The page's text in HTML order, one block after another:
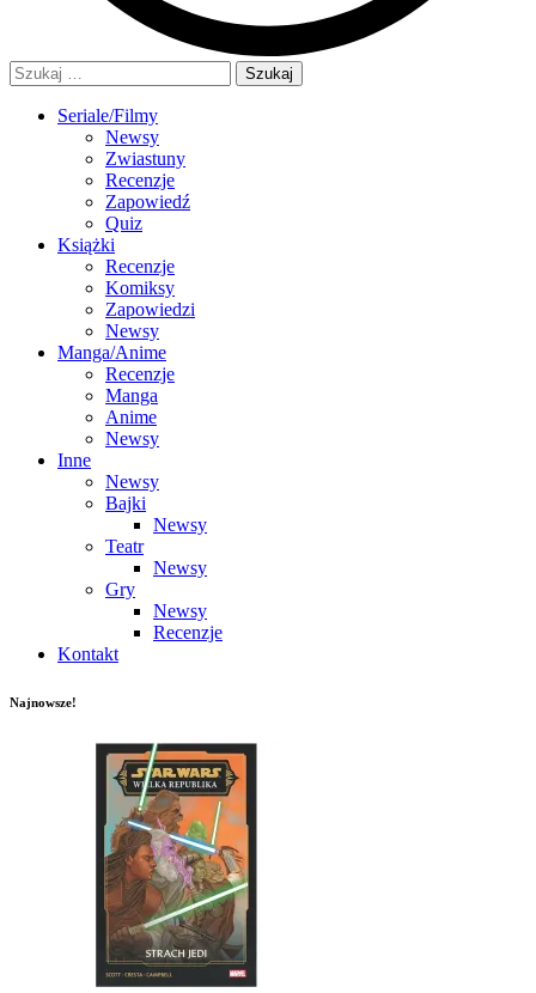
Szukaj:
Seriale/Filmy
Newsy
Zwiastuny
Recenzje
Zapowiedź
Quiz
Książki
Recenzje
Komiksy
Zapowiedzi
Newsy
Manga/Anime
Recenzje
Manga
Anime
Newsy
Inne
Newsy
Bajki
Newsy
Teatr
Newsy
Gry
Newsy
Recenzje
Kontakt
Najnowsze!